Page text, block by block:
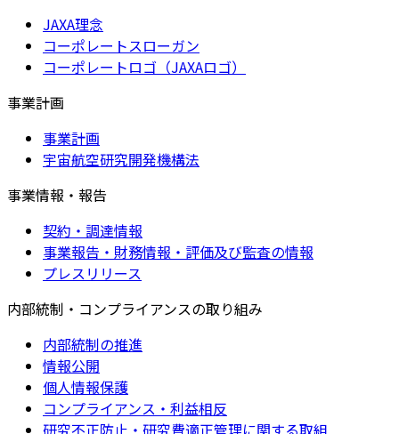
JAXA理念
コーポレートスローガン
コーポレートロゴ（JAXAロゴ）
事業計画
事業計画
宇宙航空研究開発機構法
事業情報・報告
契約・調達情報
事業報告・財務情報・評価及び監査の情報
プレスリリース
内部統制・コンプライアンスの取り組み
内部統制の推進
情報公開
個人情報保護
コンプライアンス・利益相反
研究不正防止・研究費適正管理に関する取組